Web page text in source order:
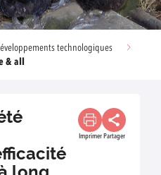
technologiques
& all
Imprimer Partager